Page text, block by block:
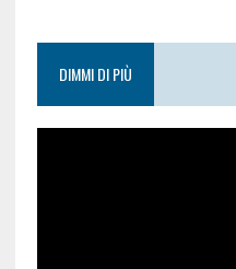
DIMMI DI PIÙ